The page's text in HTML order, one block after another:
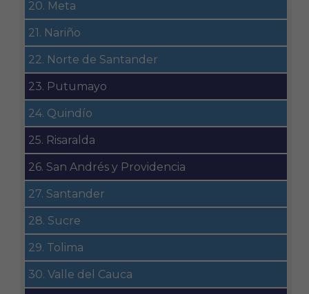
20. Meta
21. Nariño
22. Norte de Santander
23. Putumayo
24. Quindío
25. Risaralda
26. San Andrés y Providencia
27. Santander
28. Sucre
29. Tolima
30. Valle del Cauca